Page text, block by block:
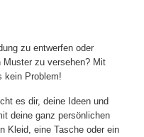
zu entwerfen oder
zu versehen? Mit
kein Problem!
es dir, deine Ideen und
deine ganz persönlichen
Kleid, eine Tasche oder ein